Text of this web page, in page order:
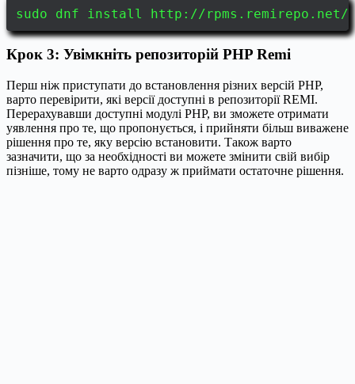
sudo dnf install http://rpms.remirepo.net/
Крок 3: Увімкніть репозиторій PHP Remi
Перш ніж приступати до встановлення різних версій PHP,
варто перевірити, які версії доступні в репозиторії REMI.
Перерахувавши доступні модулі PHP, ви зможете отримати
уявлення про те, що пропонується, і прийняти більш виважене
рішення про те, яку версію встановити. Також варто
зазначити, що за необхідності ви можете змінити свій вибір
пізніше, тому не варто одразу ж приймати остаточне рішення.